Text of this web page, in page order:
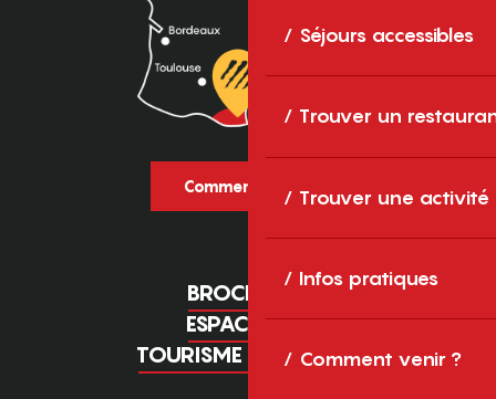
Séjours accessibles
Trouver un
Trouver une activité
Infos pratiques
Comment venir ?
Comment venir ?
BROCHURES
ESPACE PRO
TOURISME D'AFFAIRES